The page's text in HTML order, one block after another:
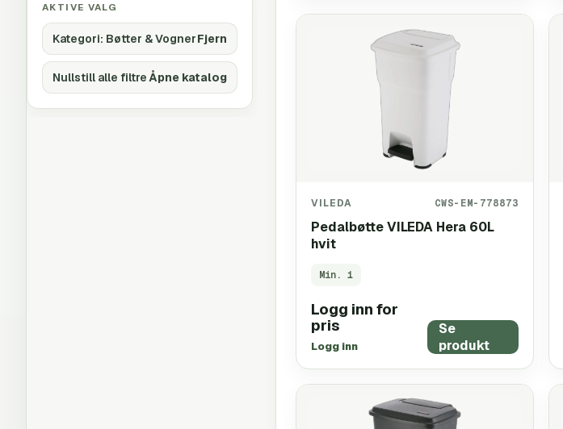
AKTIVE VALG
Kategori: Bøtter & VognerFjern
Nullstill alle filtreÅpne katalog
VILEDA CWS-EM-778873
Pedalbøtte VILEDA Hera 60L
hvit
Min. 1
Logg inn for
pris
Logg inn
Se
produkt